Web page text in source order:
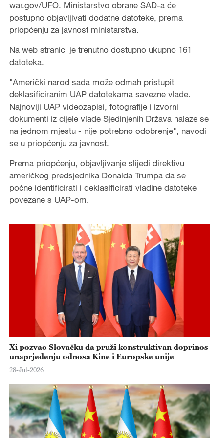
war.gov/UFO. Ministarstvo obrane SAD-a će
postupno objavljivati dodatne datoteke, prema
priopćenju za javnost ministarstva.
Na web stranici je trenutno dostupno ukupno 161
datoteka.
"Američki narod sada može odmah pristupiti
deklasificiranim UAP datotekama savezne vlade.
Najnoviji UAP videozapisi, fotografije i izvorni
dokumenti iz cijele vlade Sjedinjenih Država nalaze se
na jednom mjestu - nije potrebno odobrenje", navodi
se u priopćenju za javnost.
Prema priopćenju, objavljivanje slijedi direktivu
američkog predsjednika Donalda Trumpa da se
počne identificirati i deklasificirati vladine datoteke
povezane s UAP-om.
Xi pozvao Slovačku da pruži konstruktivan doprinos
unaprjeđenju odnosa Kine i Europske unije
28-Jul-2026